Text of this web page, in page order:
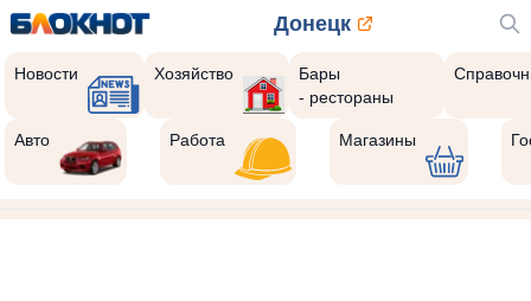
Донецк
Новости Хозяйство
Бары
- рестораны
Авто Работа Магазины